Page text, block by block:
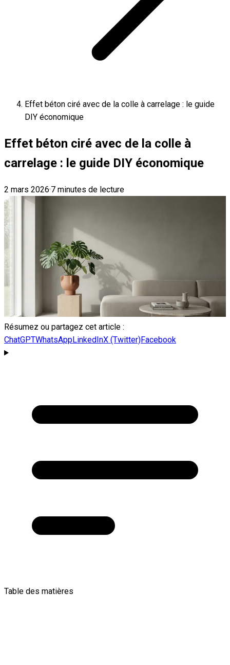
Effet béton ciré avec de la colle à carrelage : le guide
DIY économique
Effet béton ciré avec de la colle à
carrelage : le guide DIY économique
2 mars 2026·7 minutes de lecture
Résumez ou partagez cet article :
ChatGPTWhatsAppLinkedInX (Twitter)Facebook
Table des matières